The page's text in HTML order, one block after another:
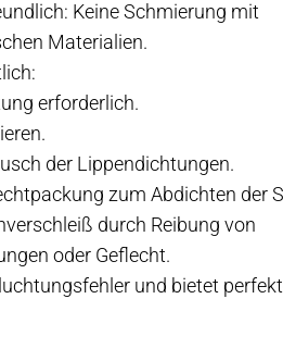
Keine Schmierung mit
Materialien.
erforderlich.
der Lippendichtungen.
zum Abdichten der
durch Reibung von
oder Geflecht.
und bietet